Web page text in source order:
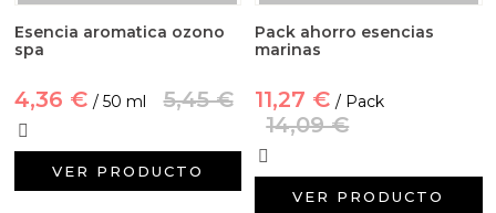
Esencia aromatica ozono
spa
4,36 € / 50 ml 5,45 €
VER PRODUCTO
Pack ahorro esencias
marinas
11,27 € / Pack
14,09 €
VER PRODUCTO